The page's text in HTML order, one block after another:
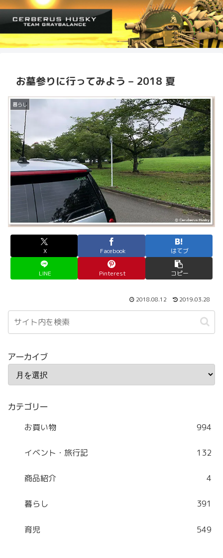
お墓参りに行ってみよう – 2018 夏
暮らし
X Facebook はてブ
LINE Pinterest コピー
2018.08.12 2019.03.28
アーカイブ
カテゴリー
お買い物 994
イベント・旅行記 132
商品紹介 4
暮らし 391
育児 549